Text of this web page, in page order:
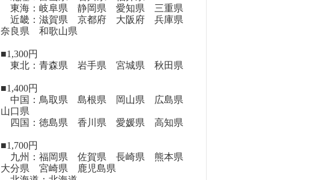
東海：岐阜県 静岡県 愛知県 三重県
近畿：滋賀県 京都府 大阪府 兵庫県
奈良県 和歌山県
■1,300円
東北：青森県 岩手県 宮城県 秋田県
■1,400円
中国：鳥取県 島根県 岡山県 広島県
山口県
四国：徳島県 香川県 愛媛県 高知県
■1,700円
九州：福岡県 佐賀県 長崎県 熊本県
大分県 宮崎県 鹿児島県